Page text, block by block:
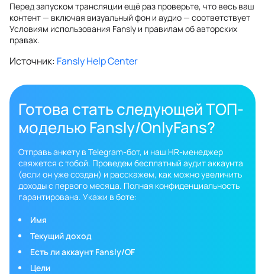
Перед запуском трансляции ещё раз проверьте, что весь ваш
контент — включая визуальный фон и аудио — соответствует
Условиям использования Fansly и правилам об авторских
правах.
Источник: Fansly Help Center
Готова стать следующей ТОП-
моделью Fansly/OnlyFans?
Отправь анкету в Telegram-бот, и наш HR-менеджер
свяжется с тобой. Проведем бесплатный аудит аккаунта
(если он уже создан) и расскажем, как можно увеличить
доходы с первого месяца. Полная конфиденциальность
гарантирована. Укажи в боте:
Имя
Текущий доход
Есть ли аккаунт Fansly/OF
Цели